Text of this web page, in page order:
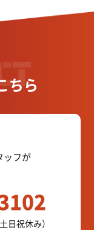
ちら
ッフが
日祝休み）